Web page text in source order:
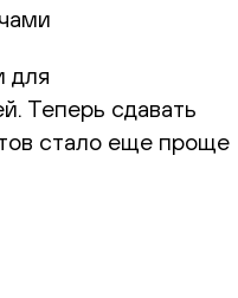
для
Теперь сдавать
стало еще проще